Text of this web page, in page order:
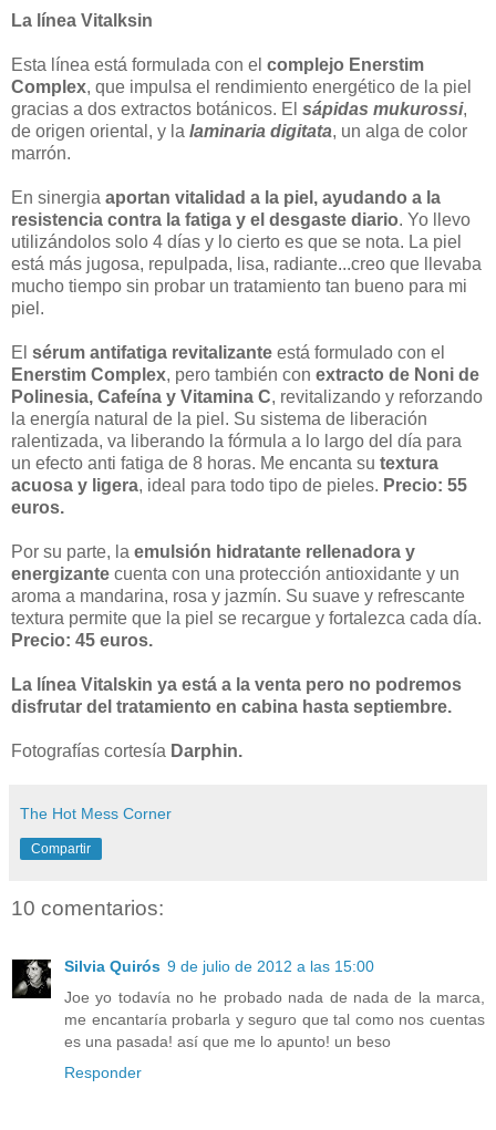
La línea Vitalksin
Esta línea está formulada con el complejo Enerstim
Complex, que impulsa el rendimiento energético de la piel
gracias a dos extractos botánicos. El sápidas mukurossi,
de origen oriental, y la laminaria digitata, un alga de color
marrón.
En sinergia aportan vitalidad a la piel, ayudando a la
resistencia contra la fatiga y el desgaste diario. Yo llevo
utilizándolos solo 4 días y lo cierto es que se nota. La piel
está más jugosa, repulpada, lisa, radiante...creo que llevaba
mucho tiempo sin probar un tratamiento tan bueno para mi
piel.
El sérum antifatiga revitalizante está formulado con el
Enerstim Complex, pero también con extracto de Noni de
Polinesia, Cafeína y Vitamina C, revitalizando y reforzando
la energía natural de la piel. Su sistema de liberación
ralentizada, va liberando la fórmula a lo largo del día para
un efecto anti fatiga de 8 horas. Me encanta su textura
acuosa y ligera, ideal para todo tipo de pieles. Precio: 55
euros.
Por su parte, la emulsión hidratante rellenadora y
energizante cuenta con una protección antioxidante y un
aroma a mandarina, rosa y jazmín. Su suave y refrescante
textura permite que la piel se recargue y fortalezca cada día.
Precio: 45 euros.
La línea Vitalskin ya está a la venta pero no podremos
disfrutar del tratamiento en cabina hasta septiembre.
Fotografías cortesía Darphin.
The Hot Mess Corner
Compartir
10 comentarios:
Silvia Quirós 9 de julio de 2012 a las 15:00
Joe yo todavía no he probado nada de nada de la marca,
me encantaría probarla y seguro que tal como nos cuentas
es una pasada! así que me lo apunto! un beso
Responder